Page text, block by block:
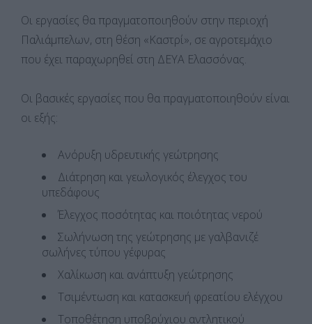
Οι εργασίες θα πραγματοποιηθούν στην περιοχή
Παλιάμπελων, στη θέση «Καστρί», σε αγροτεμάχιο
που έχει παραχωρηθεί στη ΔΕΥΑ Ελασσόνας.
Οι βασικές εργασίες που θα πραγματοποιηθούν είναι
οι εξής:
Ανόρυξη υδρευτικής γεώτρησης
Διάτρηση και γεωλογικός έλεγχος του
υπεδάφους
Έλεγχος ποσότητας και ποιότητας νερού
Σωλήνωση της γεώτρησης με γαλβανιζέ
σωλήνες τύπου γέφυρας
Χαλίκωση και ανάπτυξη γεώτρησης
Τσιμέντωση και κατασκευή φρεατίου ελέγχου
Τοποθέτηση υποβρύχιου αντλητικού